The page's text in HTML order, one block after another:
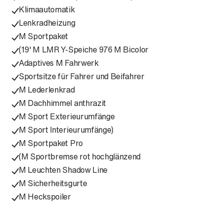
Klimaautomatik
Lenkradheizung
M Sportpaket
(19' M LMR Y-Speiche 976 M Bicolor
Adaptives M Fahrwerk
Sportsitze für Fahrer und Beifahrer
M Lederlenkrad
M Dachhimmel anthrazit
M Sport Exterieurumfänge
M Sport Interieurumfänge)
M Sportpaket Pro
(M Sportbremse rot hochglänzend
M Leuchten Shadow Line
M Sicherheitsgurte
M Heckspoiler